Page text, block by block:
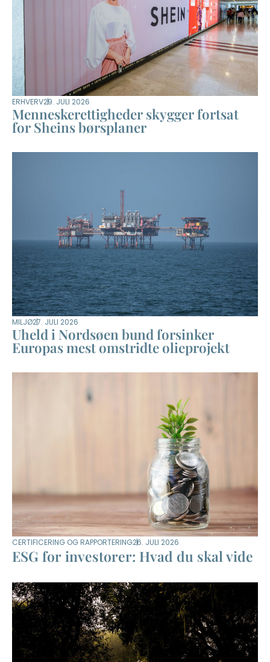
ERHVERV29. JULI 2026
Menneskerettigheder skygger fortsat
for Sheins børsplaner
MILJØ27. JULI 2026
Uheld i Nordsøen bund forsinker
Europas mest omstridte olieprojekt
CERTIFICERING OG RAPPORTERING26. JULI 2026
ESG for investorer: Hvad du skal vide